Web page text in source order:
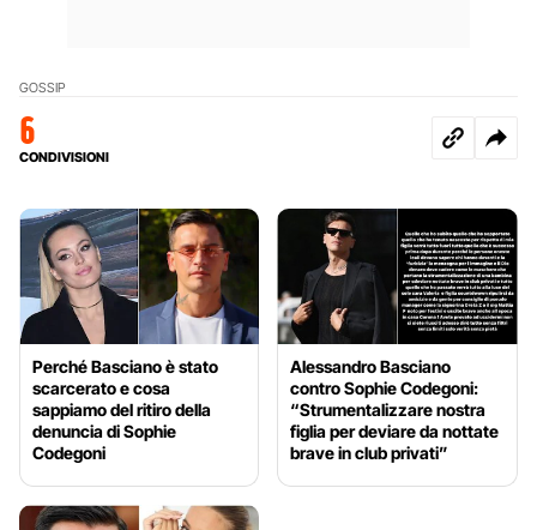
GOSSIP
6
CONDIVISIONI
Perché Basciano è stato
scarcerato e cosa
sappiamo del ritiro della
denuncia di Sophie
Codegoni
Alessandro Basciano
contro Sophie Codegoni:
“Strumentalizzare nostra
figlia per deviare da nottate
brave in club privati”